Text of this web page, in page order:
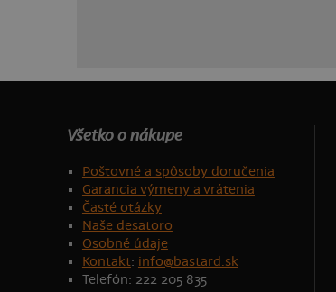
Všetko o nákupe
Poštovné a spôsoby doručenia
Garancia výmeny a vrátenia
Časté otázky
Naše desatoro
Osobné údaje
Kontakt: info@bastard.sk
Telefón: 222 205 835